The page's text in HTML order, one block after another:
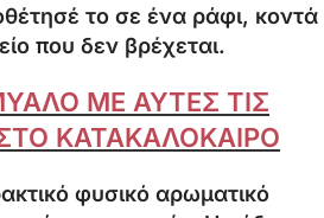
το σε ένα ράφι, κοντά
που δεν βρέχεται.
ΜΕ ΑΥΤΕΣ ΤΙΣ
ΚΑΤΑΚΑΛΟΚΑΙΡΟ
φυσικό αρωματικό